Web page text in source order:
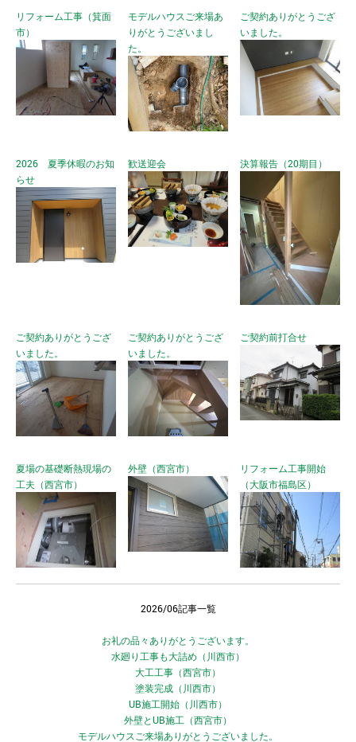
リフォーム工事（箕面
市）
モデルハウスご来場あ
りがとうございまし
た。
ご契約ありがとうござ
いました。
2026 夏季休暇のお知
らせ
歓送迎会 決算報告（20期目）
ご契約ありがとうござ
いました。
ご契約ありがとうござ
いました。
ご契約前打合せ
夏場の基礎断熱現場の
工夫（西宮市）
外壁（西宮市）
リフォーム工事開始
（大阪市福島区）
2026/06記事一覧
お礼の品々ありがとうございます。
水廻り工事も大詰め（川西市）
大工工事（西宮市）
塗装完成（川西市）
UB施工開始（川西市）
外壁とUB施工（西宮市）
モデルハウスご来場ありがとうございました。